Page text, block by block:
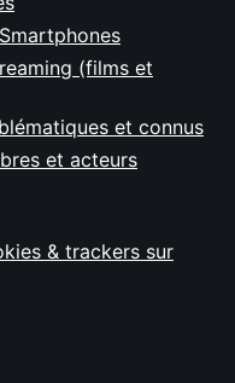
(films et
et connus
et acteurs
& trackers sur